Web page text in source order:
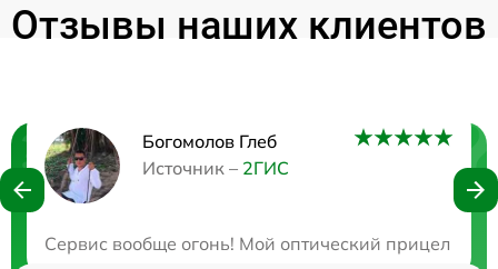
Отзывы наших клиентов
Богомолов Глеб
Источник – 2ГИС
Сервис вообще огонь! Мой оптический прицел
Нужна консультация?